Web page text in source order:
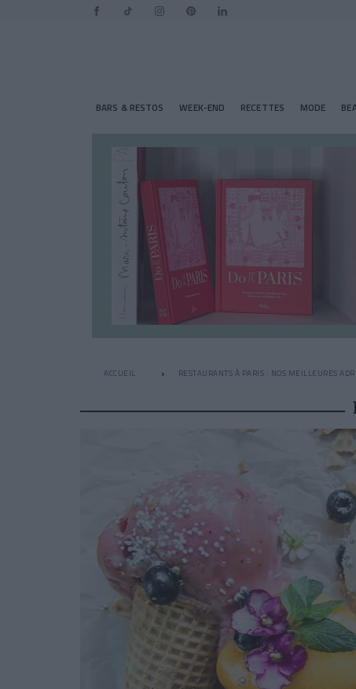
BARS & RESTOS WEEK-END RECETTES MODE
ACCUEIL RESTAURANTS À PARIS : NOS MEILLEURES